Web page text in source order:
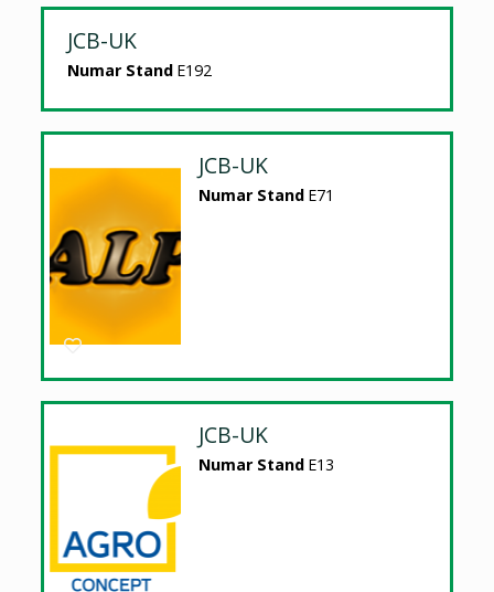
JCB-UK
Numar Stand E192
JCB-UK
Numar Stand E71
JCB-UK
Numar Stand E13